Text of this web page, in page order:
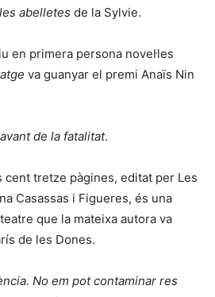
les abelletes de la Sylvie.
en primera persona novel·les
va guanyar el premi Anaïs Nin
de la fatalitat.
cent tretze pàgines, editat per Les
Casassas i Figueres, és una
que la mateixa autora va
de les Dones.
No em pot contaminar res